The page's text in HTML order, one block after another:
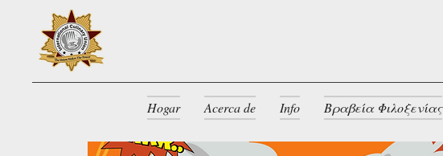
Hogar Acerca de Info Βραβεία Φιλοξενίας